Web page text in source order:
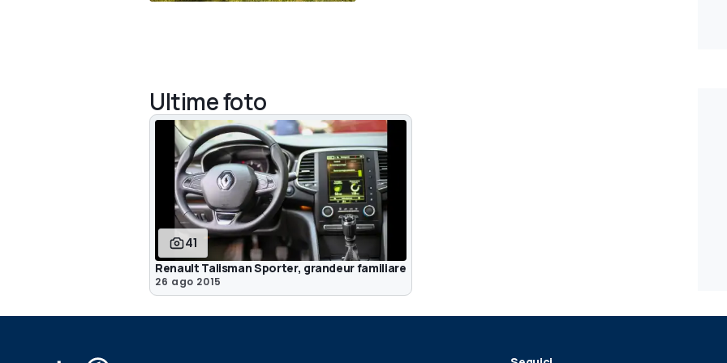
Ultime foto
41
Renault Talisman Sporter, grandeur familiare
26 ago 2015